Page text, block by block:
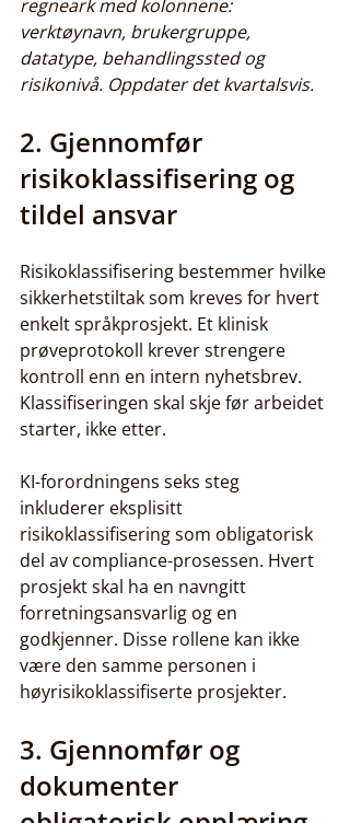
regneark med kolonnene:
verktøynavn, brukergruppe,
datatype, behandlingssted og
risikonivå. Oppdater det kvartalsvis.
2. Gjennomfør
risikoklassifisering og
tildel ansvar
Risikoklassifisering bestemmer hvilke
sikkerhetstiltak som kreves for hvert
enkelt språkprosjekt. Et klinisk
prøveprotokoll krever strengere
kontroll enn en intern nyhetsbrev.
Klassifiseringen skal skje før arbeidet
starter, ikke etter.
KI-forordningens seks steg
inkluderer eksplisitt
risikoklassifisering som obligatorisk
del av compliance-prosessen. Hvert
prosjekt skal ha en navngitt
forretningsansvarlig og en
godkjenner. Disse rollene kan ikke
være den samme personen i
høyrisikoklassifiserte prosjekter.
3. Gjennomfør og
dokumenter